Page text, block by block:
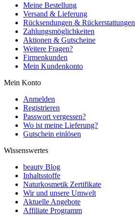
Meine Bestellung
Versand & Lieferung
Rücksendungen & Rückerstattungen
Zahlungsmöglichkeiten
Aktionen & Gutscheine
Weitere Fragen?
Firmenkunden
Mein Kundenkonto
Mein Konto
Anmelden
Registrieren
Passwort vergessen?
Wo ist meine Lieferung?
Gutschein einlösen
Wissenswertes
beauty Blog
Inhaltsstoffe
Naturkosmetik Zertifikate
Wir und unsere Umwelt
Aktuelle Angebote
Affiliate Programm